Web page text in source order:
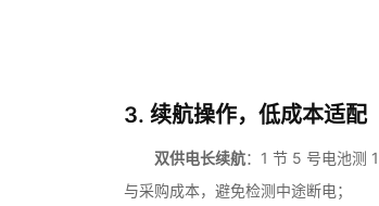
3. 续航操作，低成本适配
双供电长续航：1 节 5 号电池测
与采购成本，避免检测中途断电；